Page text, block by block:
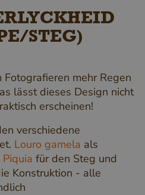
STEG)
mehr Regen
lässt dieses Design nicht
erscheinen!
verschiedene
Louro gamela als
Piquia für den Steg und
Konstruktion - alle